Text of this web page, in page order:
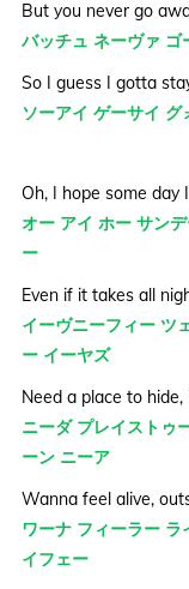
But you never go
バッチュ ネーヴァ ゴ
So I guess I gotta
ソーアイ ゲーサイ
Oh, I hope some day
オー アイ ホー サン
ー
Even if it takes all
イーヴニーフィー ツ
ー イーヤズ
Need a place to
ニーダ プレイストゥ
ーン ニーア
Wanna feel alive,
ワーナ フィーラー
イフェー